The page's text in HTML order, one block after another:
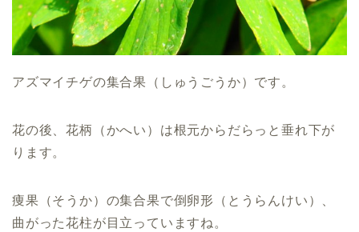
アズマイチゲの集合果（しゅうごうか）です。
花の後、花柄（かへい）は根元からだらっと垂れ下が
ります。
痩果（そうか）の集合果で倒卵形（とうらんけい）、
曲がった花柱が目立っていますね。